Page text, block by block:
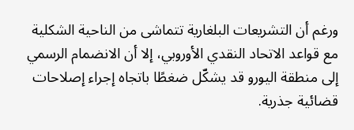
ورغم أن التشريعات البلغارية تتماشى من الناحية الشكلية
مع قواعد الاتحاد النقدي الأوروبي، إلا أن الانضمام الرسمي
إلى منطقة اليورو قد يشكّل ضغطًا باتجاه إجراء إصلاحات
قضائية جذرية.